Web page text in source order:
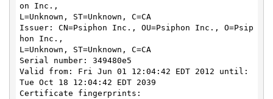
on Inc.,
L=Unknown, ST=Unknown, C=CA
Issuer: CN=Psiphon Inc., OU=Psiphon Inc., O=Psip
hon Inc.,
L=Unknown, ST=Unknown, C=CA
Serial number: 349480e5
Valid from: Fri Jun 01 12:04:42 EDT 2012 until:
Tue Oct 18 12:04:42 EDT 2039
Certificate fingerprints: